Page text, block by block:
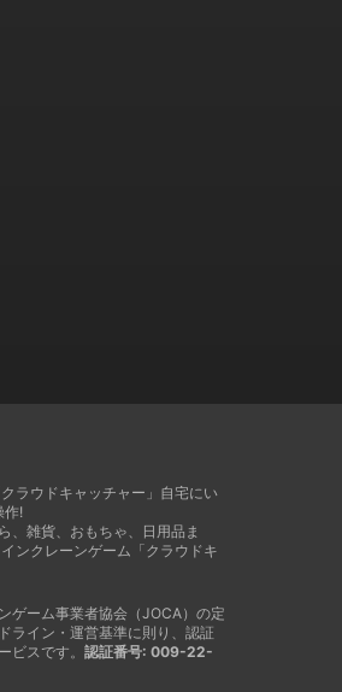
ラウドキャッチャー」自宅にい
作!
、雑貨、おもちゃ、日用品ま
ンクレーンゲーム「クラウドキ
ゲーム事業者協会（JOCA）の定
ライン・運営基準に則り、認証
ビスです。 認証番号: 009-22-